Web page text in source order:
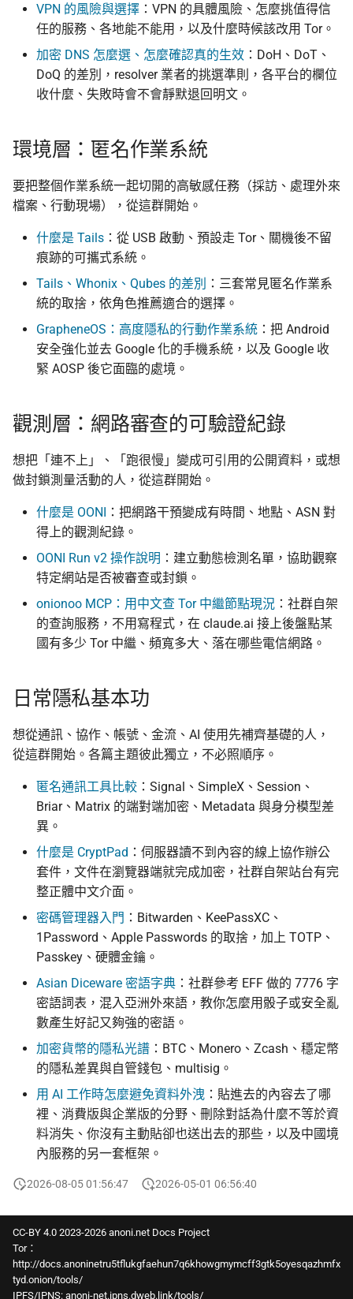
品牌素材
VPN 的風險與選擇 ：VPN 的具體風險、怎麼挑值得信
任的服務、各地能不能用，以及什麼時候該改用 Tor。
加密 DNS 怎麼選、怎麼確認真的生效 ：DoH、DoT、
DoQ 的差別，resolver 業者的挑選準則，各平台的欄位
收什麼、失敗時會不會靜默退回明文。
環境層：匿名作業系統
要把整個作業系統一起切開的高敏感任務（採訪、處理外來
檔案、行動現場），從這群開始。
什麼是 Tails ：從 USB 啟動、預設走 Tor、關機後不留
痕跡的可攜式系統。
Tails、Whonix、Qubes 的差別
：三套常見匿名作業系
統的取捨，依角色推薦適合的選擇。
GrapheneOS：高度隱私的行動作業系統 ：把 Android
安全強化並去 Google 化的手機系統，以及 Google 收
緊 AOSP 後它面臨的處境。
觀測層：網路審查的可驗證紀錄
想把「連不上」、「跑很慢」變成可引用的公開資料，或想
做封鎖測量活動的人，從這群開始。
什麼是 OONI ：把網路干預變成有時間、地點、ASN 對
得上的觀測紀錄。
OONI Run v2 操作說明 ：建立動態檢測名單，協助觀察
特定網站是否被審查或封鎖。
onionoo MCP：用中文查 Tor 中繼節點現況 ：社群自架
的查詢服務，不用寫程式，在 claude.ai 接上後盤點某
國有多少 Tor 中繼、頻寬多大、落在哪些電信網路。
日常隱私基本功
想從通訊、協作、帳號、金流、AI 使用先補齊基礎的人，
從這群開始。各篇主題彼此獨立，不必照順序。
匿名通訊工具比較 ：Signal、SimpleX、Session、
Briar、Matrix 的端對端加密、Metadata 與身分模型差
異。
什麼是 CryptPad ：伺服器讀不到內容的線上協作辦公
套件，文件在瀏覽器端就完成加密，社群自架站台有完
整正體中文介面。
密碼管理器入門 ：Bitwarden、KeePassXC、
1Password、Apple Passwords 的取捨，加上 TOTP、
Passkey、硬體金鑰。
Asian Diceware 密語字典 ：社群參考 EFF 做的 7776 字
密語詞表，混入亞洲外來語，教你怎麼用骰子或安全亂
數產生好記又夠強的密語。
加密貨幣的隱私光譜 ：BTC、Monero、Zcash、穩定幣
的隱私差異與自管錢包、multisig。
用 AI 工作時怎麼避免資料外洩 ：貼進去的內容去了哪
裡、消費版與企業版的分野、刪除對話為什麼不等於資
料消失、你沒有主動貼卻也送出去的那些，以及中國境
內服務的另一套框架。
2026-08-05 01:56:47 2026-05-01 06:56:40
CC-BY 4.0 2023-2026 anoni.net Docs Project
Tor：
http://docs.anoninetru5tflukgfaehun7q6khowgmymcff3gtk5oyesqazhmfx
tyd.onion/tools/
IPFS/IPNS: anoni-net.ipns.dweb.link/tools/